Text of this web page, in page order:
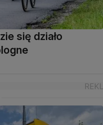
się działo